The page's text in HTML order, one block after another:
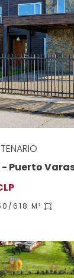
Puerto
618 M²